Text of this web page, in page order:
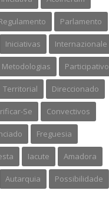
Parlamento
Iniciativas Internazionale
Metodologias Participativo
Territorial Direccionado
Se Convectivos
Freguesia
Iacute Amadora
Autarquia Possibilidade